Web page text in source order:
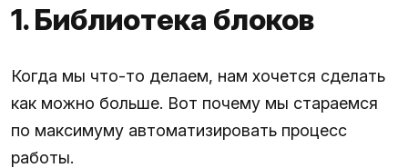
1. Библиотека блоков
Когда мы что-то делаем, нам хочется сделать
как можно больше. Вот почему мы стараемся
по максимуму автоматизировать процесс
работы.